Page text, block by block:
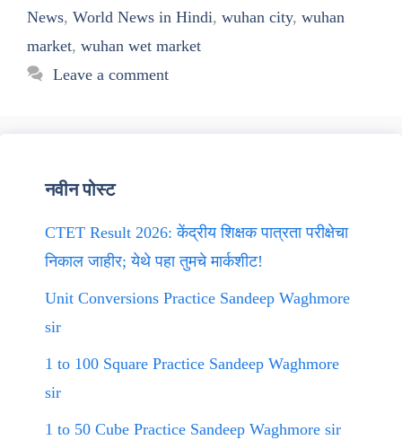
News, World News in Hindi, wuhan city, wuhan
market, wuhan wet market
Leave a comment
नवीन पोस्ट
CTET Result 2026: केंद्रीय शिक्षक पात्रता परीक्षेचा
निकाल जाहीर; येथे पहा तुमचे मार्कशीट!
Unit Conversions Practice Sandeep Waghmore
sir
1 to 100 Square Practice Sandeep Waghmore
sir
1 to 50 Cube Practice Sandeep Waghmore sir